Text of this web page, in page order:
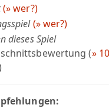
(» wer?)
(» wer?)
dieses Spiel
(» 10